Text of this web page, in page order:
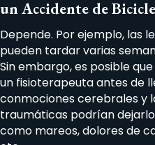
un Accidente de
Depende. Por ejemplo, las
pueden tardar varias
Sin embargo, es posible
un fisioterapeuta antes de
conmociones cerebrales y
traumáticas podrían
como mareos, dolores de